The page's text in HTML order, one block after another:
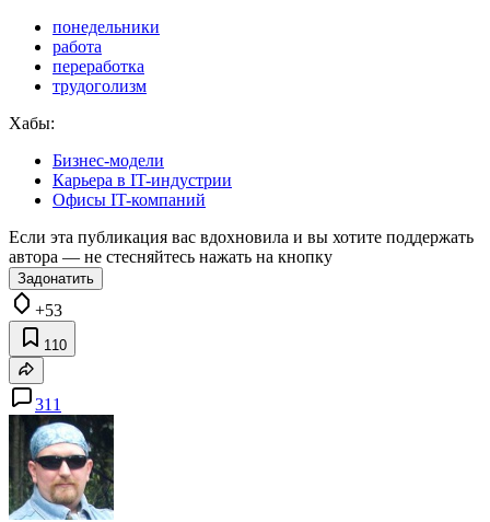
понедельники
работа
переработка
трудоголизм
Хабы:
Бизнес-модели
Карьера в IT-индустрии
Офисы IT-компаний
Если эта публикация вас вдохновила и вы хотите поддержать
автора — не стесняйтесь нажать на кнопку
Задонатить
+53
110
311